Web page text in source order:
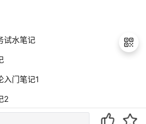
试水笔记
入门笔记1
2